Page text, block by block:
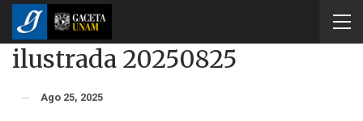
ilustrada 20250825
Ago 25, 2025